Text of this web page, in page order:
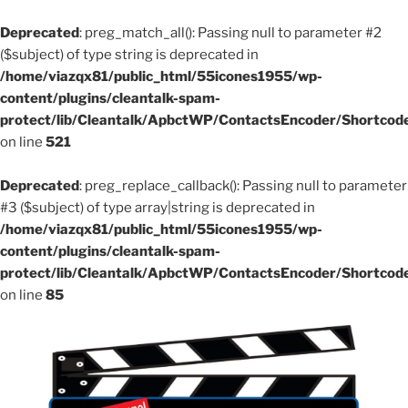
Deprecated: preg_match_all(): Passing null to parameter #2
($subject) of type string is deprecated in
/home/viazqx81/public_html/55icones1955/wp-
content/plugins/cleantalk-spam-
protect/lib/Cleantalk/ApbctWP/ContactsEncoder/
on line 521
Deprecated: preg_replace_callback(): Passing null to parameter
#3 ($subject) of type array|string is deprecated in
/home/viazqx81/public_html/55icones1955/wp-
content/plugins/cleantalk-spam-
protect/lib/Cleantalk/ApbctWP/ContactsEncoder/
on line 85